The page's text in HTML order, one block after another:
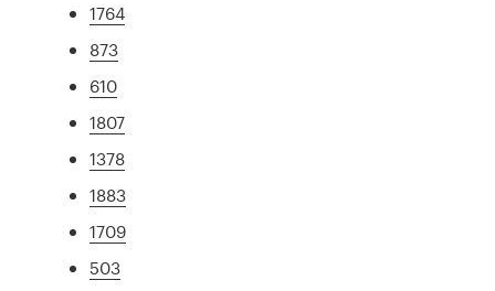
1764
873
610
1807
1378
1883
1709
503